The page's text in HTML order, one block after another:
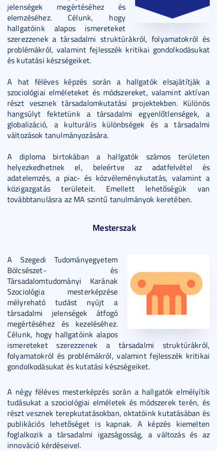
jelenségek megértéséhez és
elemzéséhez. Célunk, hogy
hallgatóink alapos ismereteket
szerezzenek a társadalmi struktúrákról, folyamatokról és
problémákról, valamint fejlesszék kritikai gondolkodásukat
és kutatási készségeiket.
A hat féléves képzés során a hallgatók elsajátítják a
szociológiai elméleteket és módszereket, valamint aktívan
részt vesznek társadalomkutatási projektekben. Különös
hangsúlyt fektetünk a társadalmi egyenlőtlenségek, a
globalizáció, a kulturális különbségek és a társadalmi
változások tanulmányozására.
A diploma birtokában a hallgatók számos területen
helyezkedhetnek el, beleértve az adatfelvétel és
adatelemzés, a piac- és közvéleménykutatás, valamint a
közigazgatás területeit. Emellett lehetőségük van
továbbtanulásra az MA szintű tanulmányok keretében.
Mesterszak
A Szegedi Tudományegyetem
Bölcsészet- és
Társadalomtudományi Karának
Szociológia mesterképzése
mélyreható tudást nyújt a
társadalmi jelenségek átfogó
megértéséhez és kezeléséhez.
Célunk, hogy hallgatóink alapos
ismereteket szerezzenek a társadalmi struktúrákról,
folyamatokról és problémákról, valamint fejlesszék kritikai
gondolkodásukat és kutatási készségeiket.
A négy féléves mesterképzés során a hallgatók elmélyítik
tudásukat a szociológiai elméletek és módszerek terén, és
részt vesznek terepkutatásokban, oktatóink kutatásában és
publikációs lehetőséget is kapnak. A képzés kiemelten
foglalkozik a társadalmi igazságosság, a változás és az
innováció kérdéseivel.